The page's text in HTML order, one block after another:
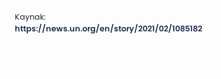
Kaynak:
https://news.un.org/en/story/2021/02/1085182